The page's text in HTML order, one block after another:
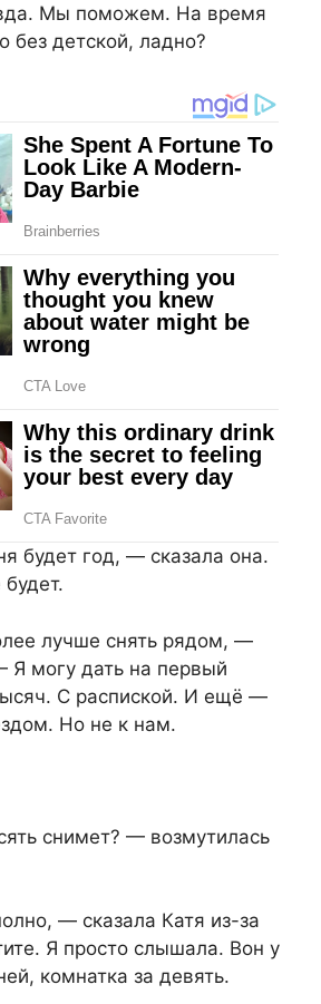
Мы поможем. На время
без детской, ладно?
будет год, — сказала она.
лучше снять рядом, —
могу дать на первый
С распиской. И ещё —
Но не к нам.
снимет? — возмутилась
— сказала Катя из-за
Я просто слышала. Вон у
комнатка за девять.